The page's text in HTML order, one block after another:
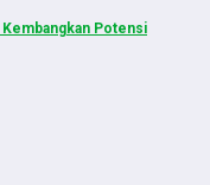
Kembangkan Potensi